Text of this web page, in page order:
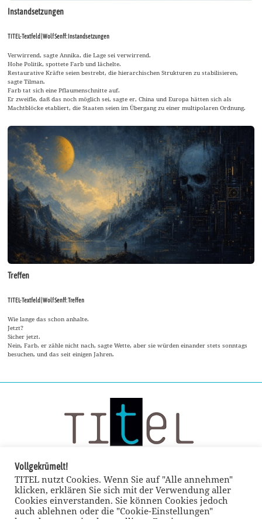
Instandsetzungen
TITEL-Textfeld | Wolf Senff: Instandsetzungen
Verwirrend, sagte Annika, die Lage sei verwirrend.
Hohe Politik, spottete Farb und lächelte.
Restaurative Kräfte seien bestrebt, die hierarchischen Strukturen zu stabilisieren,
sagte Tilman.
Farb tat sich eine Pflaumenschnitte auf.
Er zweifle, daß das noch möglich sei, sagte er, China und Europa hätten sich als
Machtblöcke etabliert, die Staaten seien im Übergang zu einer multipolaren Ordnung.
Treffen
TITEL-Textfeld | Wolf Senff: Treffen
Wie lange das schon anhalte.
Jetzt?
Sicher jetzt.
Nein, Farb, er zähle nicht nach, sagte Wette, aber sie würden einander stets sonntags
besuchen, und das seit einigen Jahren.
Vollgekrümelt!
TITEL nutzt Cookies. Wenn Sie auf "Alle annehmen"
klicken, erklären Sie sich mit der Verwendung aller
Cookies einverstanden. Sie können Cookies jedoch
auch ablehnen oder die "Cookie-Einstellungen"